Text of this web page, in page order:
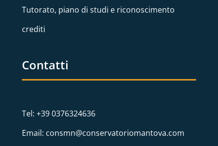
Tutorato, piano di studi e riconoscimento
crediti
Contatti
Tel: +39 0376324636
Email: consmn@conservatoriomantova.com